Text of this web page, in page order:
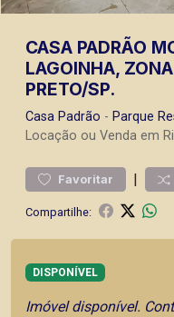
CASA PADRÃO
LAGOINHA,
PRETO/SP.
Casa Padrão - Parque
Locação ou Venda em
Favoritar |
Compartilhe:
DISPONÍVEL
Imóvel disponível.